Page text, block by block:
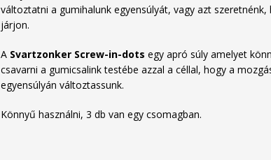
változtatni a gumihalunk egyensúlyát, vagy azt szeretnénk,
járjon.
A Svartzonker Screw-in-dots egy apró súly amelyet
csavarni a gumicsalink testébe azzal a céllal, hogy a
egyensúlyán változtassunk.
Könnyű használni, 3 db van egy csomagban.